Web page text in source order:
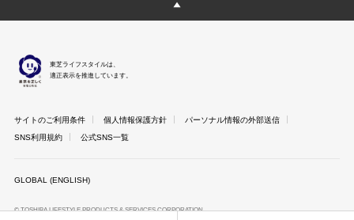
東芝ライフスタイルは、
適正表示を推進しています。
サイトのご利用条件 個人情報保護方針
パーソナル情報の外部送信
SNS利用規約
公式SNS一覧
GLOBAL (ENGLISH)
© TOSHIBA LIFESTYLE PRODUCTS & SERVICES CORPORATION